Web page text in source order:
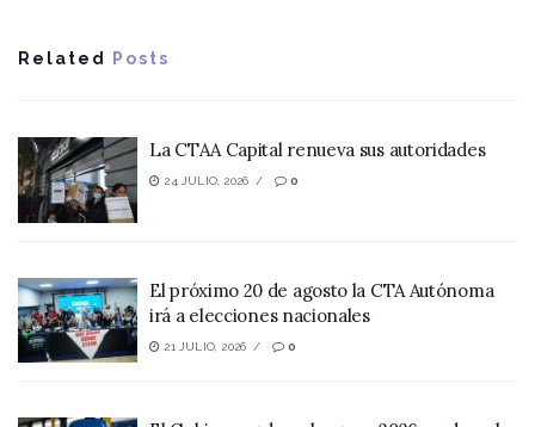
Related Posts
La CTAA Capital renueva sus autoridades
24 JULIO, 2026 0
El próximo 20 de agosto la CTA Autónoma
irá a elecciones nacionales
21 JULIO, 2026 0